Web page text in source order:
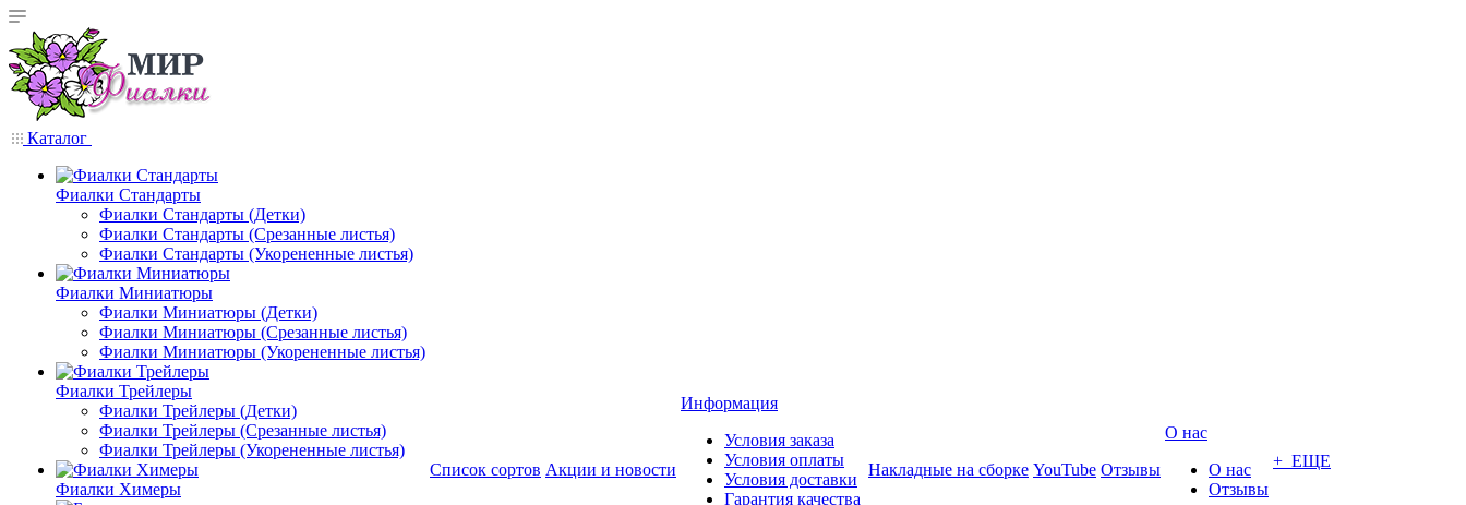
Каталог
Фиалки Стандарты
Фиалки Стандарты (Детки)
Фиалки Стандарты (Срезанные листья)
Фиалки Стандарты (Укорененные листья)
Фиалки Миниатюры
Фиалки Миниатюры (Детки)
Фиалки Миниатюры (Срезанные листья)
Фиалки Миниатюры (Укорененные листья)
Фиалки Трейлеры
Фиалки Трейлеры (Детки)
Фиалки Трейлеры (Срезанные листья)
Фиалки Трейлеры (Укорененные листья)
Фиалки Химеры
Список сортов Акции и новости
Информация
Условия заказа
Условия оплаты
Условия доставки
Гарантия качества
Накладные на сборке YouTube Отзывы
О нас
О нас
Отзывы
+ ЕЩЕ